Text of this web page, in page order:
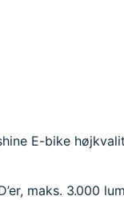
E-bike
maks. 3.000